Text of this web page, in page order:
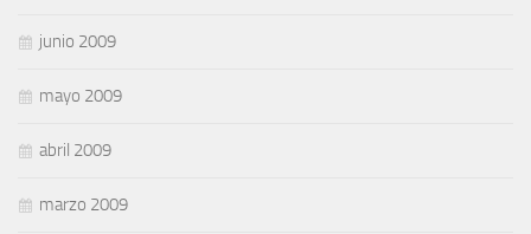
junio 2009
mayo 2009
abril 2009
marzo 2009